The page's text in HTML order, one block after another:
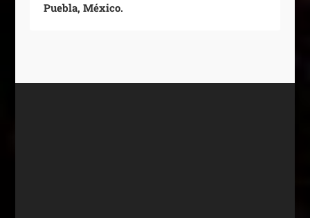
Puebla, México.